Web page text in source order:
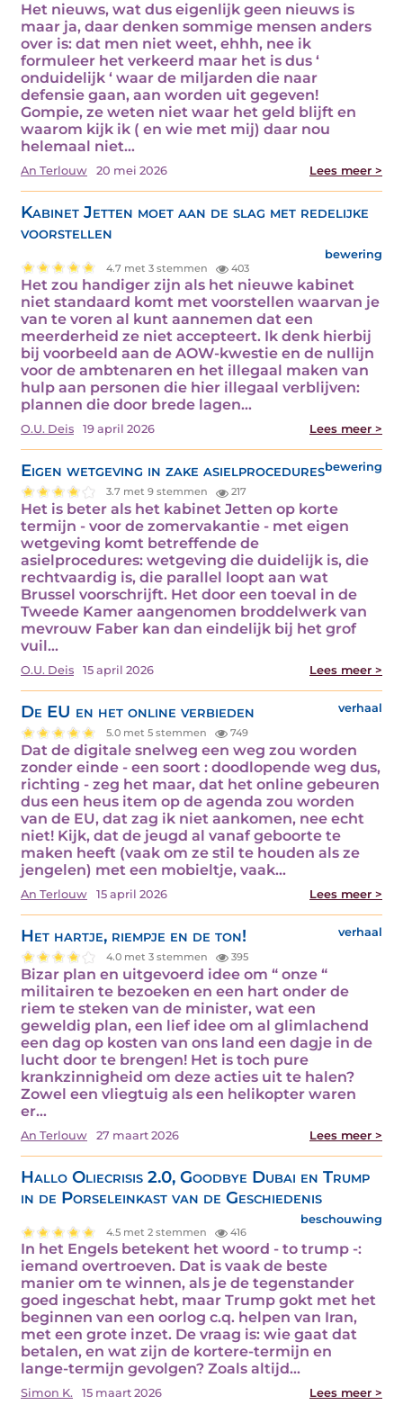
Het nieuws, wat dus eigenlijk geen nieuws is
maar ja, daar denken sommige mensen anders
over is: dat men niet weet, ehhh, nee ik
formuleer het verkeerd maar het is dus ‘
onduidelijk ‘ waar de miljarden die naar
defensie gaan, aan worden uit gegeven!
Gompie, ze weten niet waar het geld blijft en
waarom kijk ik ( en wie met mij) daar nou
helemaal niet…
An Terlouw 20 mei 2026 Lees meer >
Kabinet Jetten moet aan de slag met redelijke
voorstellen
bewering
4.7 met 3 stemmen 403
Het zou handiger zijn als het nieuwe kabinet
niet standaard komt met voorstellen waarvan je
van te voren al kunt aannemen dat een
meerderheid ze niet accepteert. Ik denk hierbij
bij voorbeeld aan de AOW-kwestie en de nullijn
voor de ambtenaren en het illegaal maken van
hulp aan personen die hier illegaal verblijven:
plannen die door brede lagen…
O.U. Deis 19 april 2026 Lees meer >
Eigen wetgeving in zake asielproceduresbewering
3.7 met 9 stemmen 217
Het is beter als het kabinet Jetten op korte
termijn - voor de zomervakantie - met eigen
wetgeving komt betreffende de
asielprocedures: wetgeving die duidelijk is, die
rechtvaardig is, die parallel loopt aan wat
Brussel voorschrijft. Het door een toeval in de
Tweede Kamer aangenomen broddelwerk van
mevrouw Faber kan dan eindelijk bij het grof
vuil…
O.U. Deis 15 april 2026 Lees meer >
De EU en het online verbieden verhaal
5.0 met 5 stemmen 749
Dat de digitale snelweg een weg zou worden
zonder einde - een soort : doodlopende weg dus,
richting - zeg het maar, dat het online gebeuren
dus een heus item op de agenda zou worden
van de EU, dat zag ik niet aankomen, nee echt
niet! Kijk, dat de jeugd al vanaf geboorte te
maken heeft (vaak om ze stil te houden als ze
jengelen) met een mobieltje, vaak…
An Terlouw 15 april 2026 Lees meer >
Het hartje, riempje en de ton! verhaal
4.0 met 3 stemmen 395
Bizar plan en uitgevoerd idee om “ onze “
militairen te bezoeken en een hart onder de
riem te steken van de minister, wat een
geweldig plan, een lief idee om al glimlachend
een dag op kosten van ons land een dagje in de
lucht door te brengen! Het is toch pure
krankzinnigheid om deze acties uit te halen?
Zowel een vliegtuig als een helikopter waren
er…
An Terlouw 27 maart 2026 Lees meer >
Hallo Oliecrisis 2.0, Goodbye Dubai en Trump
in de Porseleinkast van de Geschiedenis
beschouwing
4.5 met 2 stemmen 416
In het Engels betekent het woord - to trump -:
iemand overtroeven. Dat is vaak de beste
manier om te winnen, als je de tegenstander
goed ingeschat hebt, maar Trump gokt met het
beginnen van een oorlog c.q. helpen van Iran,
met een grote inzet. De vraag is: wie gaat dat
betalen, en wat zijn de kortere-termijn en
lange-termijn gevolgen? Zoals altijd…
Simon K. 15 maart 2026 Lees meer >